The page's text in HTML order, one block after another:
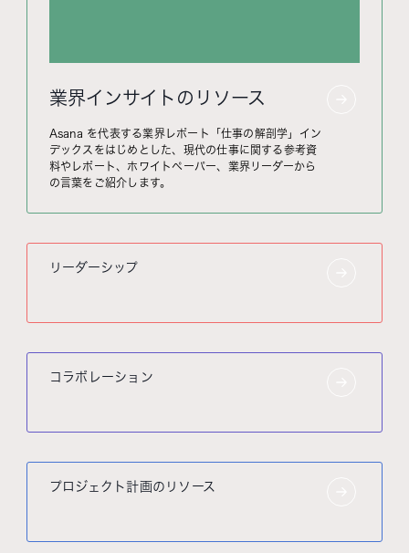
業界インサイトのリソース
Asana を代表する業界レポート「仕事の解剖学」イン
デックスをはじめとした、現代の仕事に関する参考資
料やレポート、ホワイトペーパー、業界リーダーから
の言葉をご紹介します。
リーダーシップ
コラボレーション
プロジェクト計画のリソース